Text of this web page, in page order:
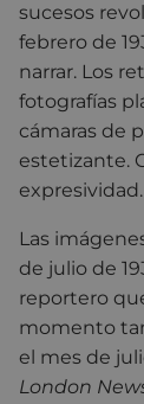
sucesos
febrero de
narrar. Los
fotografías
cámaras de
estetizante.
expresividad.
Las
de julio de
reportero
momento
el mes de
London